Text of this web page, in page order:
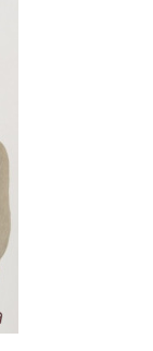
y web en
que